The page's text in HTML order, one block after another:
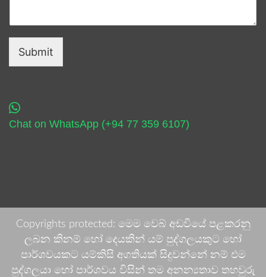
Submit
Chat on WhatsApp (+94 77 359 6107)
Copyrights protected: මෙම වෙබ් අඩවියේ පළකරනු
ලබන කිනම් හෝ දෙයකින් යම් පුද්ගලයකුට හෝ
පාර්ශවයකට යම්කිසි අගතියක් සිදුවන්නේ නම් එම
පුද්ගලයා හෝ පාර්ශවය විසින් තම අනන්‍යතාව තහවුරු